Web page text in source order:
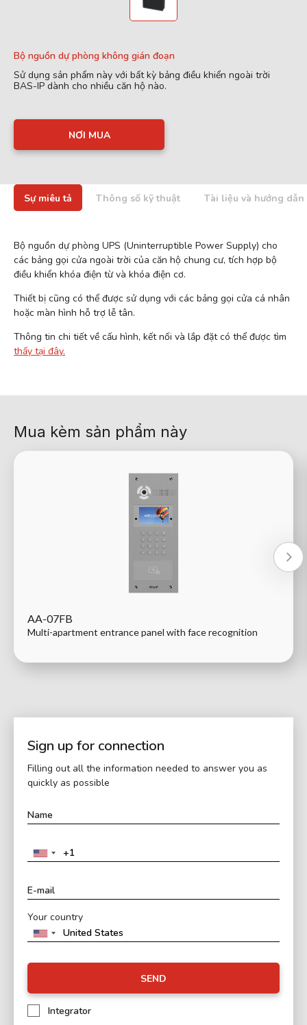
Bộ nguồn dự phòng không gián đoạn
Sử dụng sản phẩm này với bất kỳ bảng điều khiển ngoài trời
BAS-IP dành cho nhiều căn hộ nào.
NƠI MUA
Sự miêu tả Thông số kỹ thuật Tài liệu và hướng dẫn
Bộ nguồn dự phòng UPS (Uninterruptible Power Supply) cho
các bảng gọi cửa ngoài trời của căn hộ chung cư, tích hợp bộ
điều khiển khóa điện từ và khóa điện cơ.
Thiết bị cũng có thể được sử dụng với các bảng gọi cửa cá nhân
hoặc màn hình hỗ trợ lễ tân.
Thông tin chi tiết về cấu hình, kết nối và lắp đặt có thể được tìm
thấy tại đây.
Mua kèm sản phẩm này
AA-07FB
Multi-apartment entrance panel with face recognition
Sign up for connection
Filling out all the information needed to answer you as
quickly as possible
Your country
SEND
Integrator